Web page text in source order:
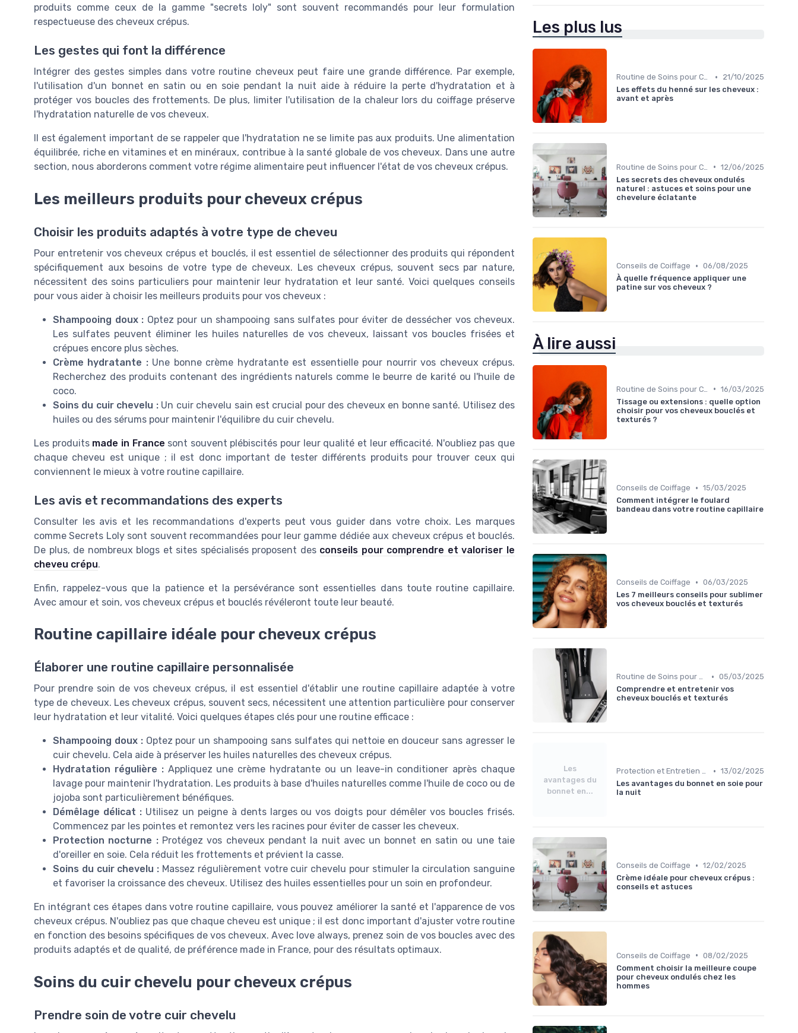
produits comme ceux de la gamme "secrets loly" sont souvent recommandés pour leur formulation
respectueuse des cheveux crépus.
Les gestes qui font la différence
Intégrer des gestes simples dans votre routine cheveux peut faire une grande différence. Par exemple,
l'utilisation d'un bonnet en satin ou en soie pendant la nuit aide à réduire la perte d'hydratation et à
protéger vos boucles des frottements. De plus, limiter l'utilisation de la chaleur lors du coiffage préserve
l'hydratation naturelle de vos cheveux.
Il est également important de se rappeler que l'hydratation ne se limite pas aux produits. Une alimentation
équilibrée, riche en vitamines et en minéraux, contribue à la santé globale de vos cheveux. Dans une autre
section, nous aborderons comment votre régime alimentaire peut influencer l'état de vos cheveux crépus.
Les meilleurs produits pour cheveux crépus
Choisir les produits adaptés à votre type de cheveu
Pour entretenir vos cheveux crépus et bouclés, il est essentiel de sélectionner des produits qui répondent
spécifiquement aux besoins de votre type de cheveux. Les cheveux crépus, souvent secs par nature,
nécessitent des soins particuliers pour maintenir leur hydratation et leur santé. Voici quelques conseils
pour vous aider à choisir les meilleurs produits pour vos cheveux :
Shampooing doux : Optez pour un shampooing sans sulfates pour éviter de dessécher vos cheveux.
Les sulfates peuvent éliminer les huiles naturelles de vos cheveux, laissant vos boucles frisées et
crépues encore plus sèches.
Crème hydratante :Une bonne crème hydratante est essentielle pour nourrir vos cheveux crépus.
Recherchez des produits contenant des ingrédients naturels comme le beurre de karité ou l'huile de
coco.
Soins du cuir chevelu :Un cuir chevelu sain est crucial pour des cheveux en bonne santé. Utilisez des
huiles ou des sérums pour maintenir l'équilibre du cuir chevelu.
Les produits made in France sont souvent plébiscités pour leur qualité et leur efficacité. N'oubliez pas que
chaque cheveu est unique ; il est donc important de tester différents produits pour trouver ceux qui
conviennent le mieux à votre routine capillaire.
Les avis et recommandations des experts
Consulter les avis et les recommandations d'experts peut vous guider dans votre choix. Les marques
comme Secrets Loly sont souvent recommandées pour leur gamme dédiée aux cheveux crépus et bouclés.
De plus, de nombreux blogs et sites spécialisés proposent des conseils pour comprendre et valoriser le
cheveu crépu.
Enfin, rappelez-vous que la patience et la persévérance sont essentielles dans toute routine capillaire.
Avec amour et soin, vos cheveux crépus et bouclés révéleront toute leur beauté.
Routine capillaire idéale pour cheveux crépus
Élaborer une routine capillaire personnalisée
Pour prendre soin de vos cheveux crépus, il est essentiel d'établir une routine capillaire adaptée à votre
type de cheveux. Les cheveux crépus, souvent secs, nécessitent une attention particulière pour conserver
leur hydratation et leur vitalité. Voici quelques étapes clés pour une routine efficace :
Shampooing doux :Optez pour un shampooing sans sulfates qui nettoie en douceur sans agresser le
cuir chevelu. Cela aide à préserver les huiles naturelles des cheveux crépus.
Hydratation régulière :Appliquez une crème hydratante ou un leave-in conditioner après chaque
lavage pour maintenir l'hydratation. Les produits à base d'huiles naturelles comme l'huile de coco ou de
jojoba sont particulièrement bénéfiques.
Démêlage délicat :Utilisez un peigne à dents larges ou vos doigts pour démêler vos boucles frisés.
Commencez par les pointes et remontez vers les racines pour éviter de casser les cheveux.
Protection nocturne :Protégez vos cheveux pendant la nuit avec un bonnet en satin ou une taie
d'oreiller en soie. Cela réduit les frottements et prévient la casse.
Soins du cuir chevelu : Massez régulièrement votre cuir chevelu pour stimuler la circulation sanguine
et favoriser la croissance des cheveux. Utilisez des huiles essentielles pour un soin en profondeur.
En intégrant ces étapes dans votre routine capillaire, vous pouvez améliorer la santé et l'apparence de vos
cheveux crépus. N'oubliez pas que chaque cheveu est unique ; il est donc important d'ajuster votre routine
en fonction des besoins spécifiques de vos cheveux. Avec love always, prenez soin de vos boucles avec des
produits adaptés et de qualité, de préférence made in France, pour des résultats optimaux.
Soins du cuir chevelu pour cheveux crépus
Prendre soin de votre cuir chevelu
Les plus lus
Routine de Soins pour Cheveux Bouclés •
21/10/2025
Les effets du henné sur les cheveux :
avant et après
• 12/06/2025
Les secrets des cheveux ondulés
naturel : astuces et soins pour une
chevelure éclatante
Conseils de Coiffage • 06/08/2025
À quelle fréquence appliquer une
patine sur vos cheveux ?
À lire aussi
• 16/03/2025
Tissage ou extensions : quelle option
choisir pour vos cheveux bouclés et
texturés ?
Conseils de Coiffage • 15/03/2025
Comment intégrer le foulard
bandeau dans votre routine capillaire
Conseils de Coiffage • 06/03/2025
Les 7 meilleurs conseils pour sublimer
vos cheveux bouclés et texturés
Routine de Soins pour Cheveux Bouclés • 05/03/2025
Comprendre et entretenir vos
cheveux bouclés et texturés
Les
avantages du
bonnet en...
Protection et Entretien des Boucles • 13/02/2025
Les avantages du bonnet en soie pour
la nuit
Conseils de Coiffage • 12/02/2025
Crème idéale pour cheveux crépus :
conseils et astuces
Conseils de Coiffage • 08/02/2025
Comment choisir la meilleure coupe
pour cheveux ondulés chez les
hommes